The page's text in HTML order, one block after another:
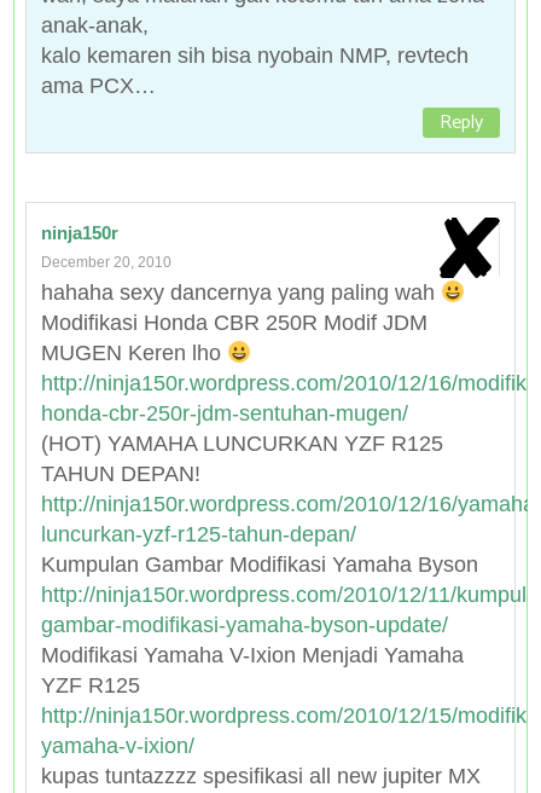
anak-anak,
kalo kemaren sih bisa nyobain NMP, revtech
ama PCX…
Reply
ninja150r
December 20, 2010
hahaha sexy dancernya yang paling wah
Modifikasi Honda CBR 250R Modif JDM
MUGEN Keren lho
http://ninja150r.wordpress.com/2010/12/16/
honda-cbr-250r-jdm-sentuhan-mugen/
(HOT) YAMAHA LUNCURKAN YZF R125
TAHUN DEPAN!
http://ninja150r.wordpress.com/2010/12/16/yamaha-
luncurkan-yzf-r125-tahun-depan/
Kumpulan Gambar Modifikasi Yamaha Byson
http://ninja150r.wordpress.com/2010/12/11/
gambar-modifikasi-yamaha-byson-update/
Modifikasi Yamaha V-Ixion Menjadi Yamaha
YZF R125
http://ninja150r.wordpress.com/2010/12/15/
yamaha-v-ixion/
kupas tuntazzzz spesifikasi all new jupiter MX